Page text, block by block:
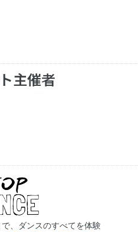
主催者
、ダンスのすべてを体験